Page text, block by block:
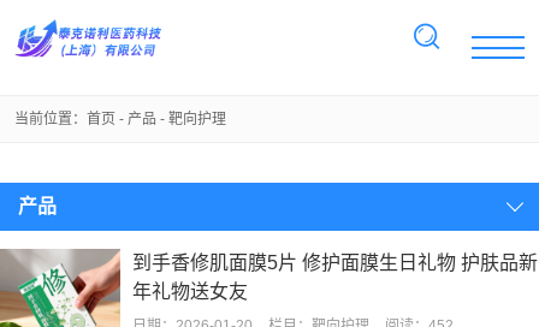
当前位置： 首页 - 产品 - 靶向护理
产品
到手香修肌面膜5片 修护面膜生日礼物 护肤品新
年礼物送女友